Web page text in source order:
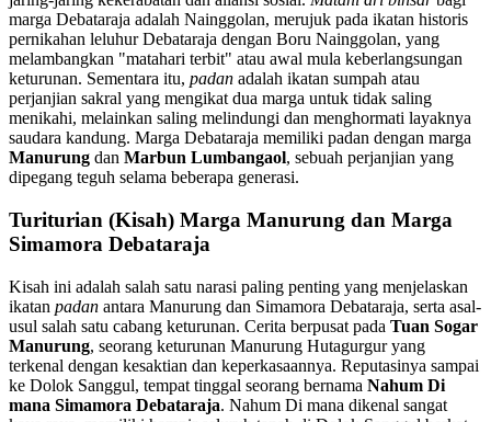
marga Debataraja adalah Nainggolan, merujuk pada ikatan historis
pernikahan leluhur Debataraja dengan Boru Nainggolan, yang
melambangkan "matahari terbit" atau awal mula keberlangsungan
keturunan. Sementara itu, padan adalah ikatan sumpah atau
perjanjian sakral yang mengikat dua marga untuk tidak saling
menikahi, melainkan saling melindungi dan menghormati layaknya
saudara kandung. Marga Debataraja memiliki padan dengan marga
Manurung dan Marbun Lumbangaol, sebuah perjanjian yang
dipegang teguh selama beberapa generasi.
Turiturian (Kisah) Marga Manurung dan Marga
Simamora Debataraja
Kisah ini adalah salah satu narasi paling penting yang menjelaskan
ikatan padan antara Manurung dan Simamora Debataraja, serta asal-
usul salah satu cabang keturunan. Cerita berpusat pada Tuan Sogar
Manurung, seorang keturunan Manurung Hutagurgur yang
terkenal dengan kesaktian dan keperkasaannya. Reputasinya sampai
ke Dolok Sanggul, tempat tinggal seorang bernama Nahum Di
mana Simamora Debataraja. Nahum Di mana dikenal sangat